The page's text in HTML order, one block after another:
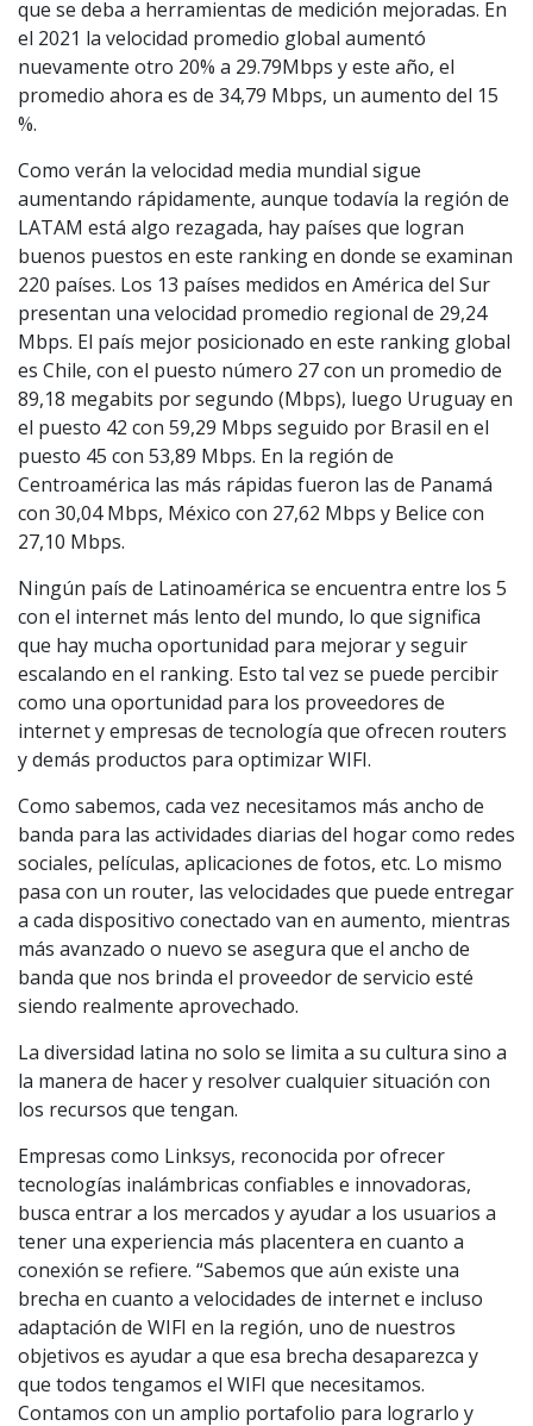
que se deba a herramientas de medición mejoradas. En
el 2021 la velocidad promedio global aumentó
nuevamente otro 20% a 29.79Mbps y este año, el
promedio ahora es de 34,79 Mbps, un aumento del 15
%.
Como verán la velocidad media mundial sigue
aumentando rápidamente, aunque todavía la región de
LATAM está algo rezagada, hay países que logran
buenos puestos en este ranking en donde se examinan
220 países. Los 13 países medidos en América del Sur
presentan una velocidad promedio regional de 29,24
Mbps. El país mejor posicionado en este ranking global
es Chile, con el puesto número 27 con un promedio de
89,18 megabits por segundo (Mbps), luego Uruguay en
el puesto 42 con 59,29 Mbps seguido por Brasil en el
puesto 45 con 53,89 Mbps. En la región de
Centroamérica las más rápidas fueron las de Panamá
con 30,04 Mbps, México con 27,62 Mbps y Belice con
27,10 Mbps.
Ningún país de Latinoamérica se encuentra entre los 5
con el internet más lento del mundo, lo que significa
que hay mucha oportunidad para mejorar y seguir
escalando en el ranking. Esto tal vez se puede percibir
como una oportunidad para los proveedores de
internet y empresas de tecnología que ofrecen routers
y demás productos para optimizar WIFI.
Como sabemos, cada vez necesitamos más ancho de
banda para las actividades diarias del hogar como redes
sociales, películas, aplicaciones de fotos, etc. Lo mismo
pasa con un router, las velocidades que puede entregar
a cada dispositivo conectado van en aumento, mientras
más avanzado o nuevo se asegura que el ancho de
banda que nos brinda el proveedor de servicio esté
siendo realmente aprovechado.
La diversidad latina no solo se limita a su cultura sino a
la manera de hacer y resolver cualquier situación con
los recursos que tengan.
Empresas como Linksys, reconocida por ofrecer
tecnologías inalámbricas confiables e innovadoras,
busca entrar a los mercados y ayudar a los usuarios a
tener una experiencia más placentera en cuanto a
conexión se refiere. “Sabemos que aún existe una
brecha en cuanto a velocidades de internet e incluso
adaptación de WIFI en la región, uno de nuestros
objetivos es ayudar a que esa brecha desaparezca y
que todos tengamos el WIFI que necesitamos.
Contamos con un amplio portafolio para lograrlo y